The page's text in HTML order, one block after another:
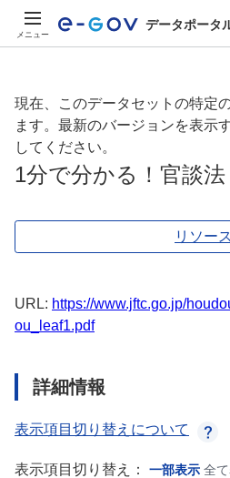
メニュー
データポータ
現在、このデータセットの特定
ます。最新のバージョンを表示
してください。
1分で分かる！官談
リソース
URL: https://www.jftc.go.jp/
ou_leaf1.pdf
詳細情報
表示項目切り替えについて
表示項目切り替え： 一部表示 全